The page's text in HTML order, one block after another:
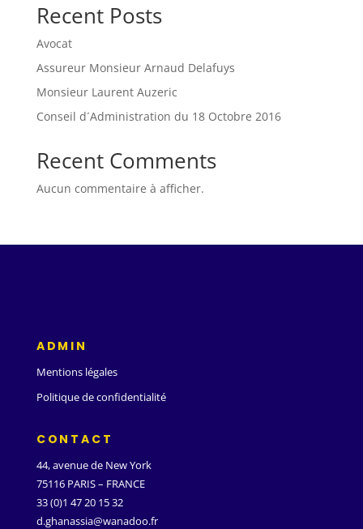
Recent Posts
Avocat
Assureur Monsieur Arnaud Delafuys
Monsieur Laurent Auzeric
Conseil d´Administration du 18 Octobre 2016
Recent Comments
Aucun commentaire à afficher.
ADMIN
Mentions légales
Politique de confidentialité
CONTACT
44, avenue de New York
75116 PARIS – FRANCE
33 (0)1 47 20 15 32
d.ghanassia@wanadoo.fr